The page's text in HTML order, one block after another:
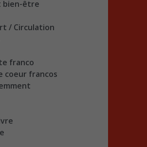
bien-être
/ Circulation
franco
coeur francos